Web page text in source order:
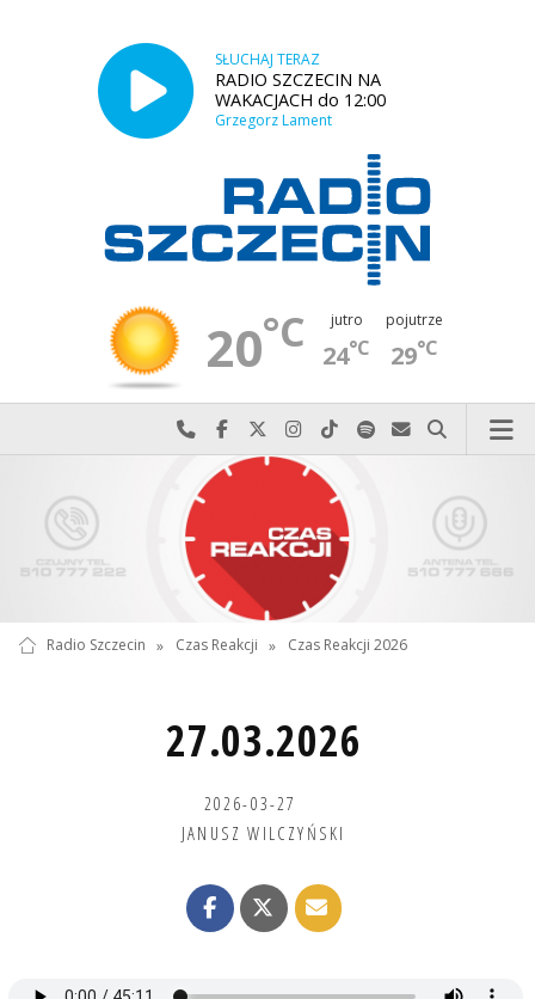
SŁUCHAJ TERAZ
RADIO SZCZECIN NA
WAKACJACH do 12:00
Grzegorz Lament
20°C jutro
24°C
pojutrze
29°C
Najlepiej po prostu do nas zadzwoń
Odwiedź nas na Facebook-u
Odwiedź nas na X
Odwiedź nas na Instagram-ie
Odwiedź nas na TikTok-u
Szukaj nas na Spotify
Wyślij do nas
Szukaj
Radio Szczecin » Czas Reakcji » Czas Reakcji 2026
27.03.2026
2026-03-27
JANUSZ WILCZYŃSKI